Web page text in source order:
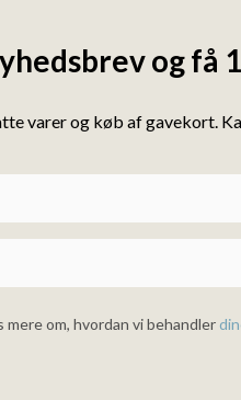
og få
varer og køb af gavekort.
mere om, hvordan vi behandler